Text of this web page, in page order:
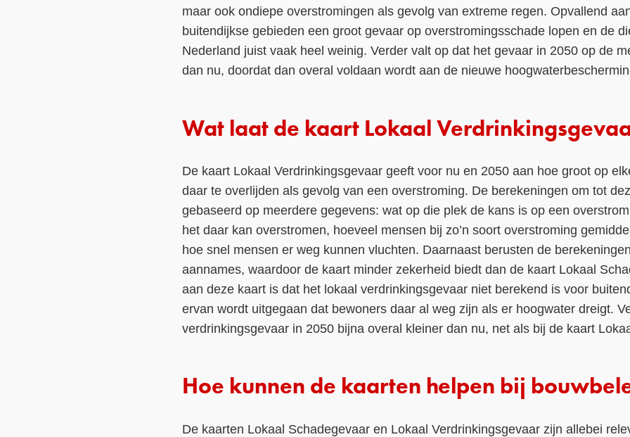
maar ook ondiepe overstromingen als gevolg van extreme regen. Opvallend
buitendijkse gebieden een groot gevaar op overstromingsschade lopen en de
Nederland juist vaak heel weinig. Verder valt op dat het gevaar in 2050 op de
dan nu, doordat dan overal voldaan wordt aan de nieuwe
Wat laat de kaart Lokaal
De kaart Lokaal Verdrinkingsgevaar geeft voor nu en 2050 aan hoe groot op
daar te overlijden als gevolg van een overstroming. De berekeningen om tot
gebaseerd op meerdere gegevens: wat op die plek de kans is op een
het daar kan overstromen, hoeveel mensen bij zo’n soort overstroming
hoe snel mensen er weg kunnen vluchten. Daarnaast berusten de
aannames, waardoor de kaart minder zekerheid biedt dan de kaart Lokaal
aan deze kaart is dat het lokaal verdrinkingsgevaar niet berekend is voor
ervan wordt uitgegaan dat bewoners daar al weg zijn als er hoogwater dreigt.
verdrinkingsgevaar in 2050 bijna overal kleiner dan nu, net als bij de kaart
Hoe kunnen de kaarten helpen bij
De kaarten Lokaal Schadegevaar en Lokaal Verdrinkingsgevaar zijn allebei